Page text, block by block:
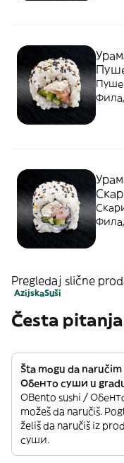
Pregledaj slične
AzijskaSuši
Česta pitanja
Šta mogu da
Обенто суши u
OBento sushi /
možeš da naručiš.
želiš da naručiš iz
суши.